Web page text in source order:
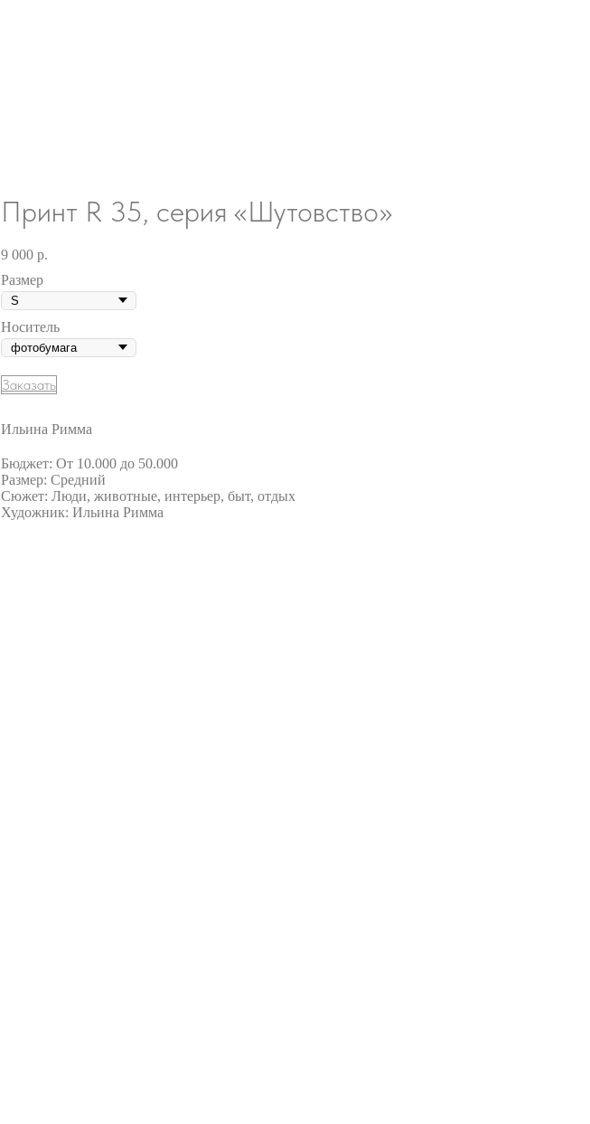
Принт R 35, серия «Шутовство»
9 000 р.
Размер
Носитель
Заказать
Ильина Римма
Бюджет: От 10.000 до 50.000
Размер: Средний
Сюжет: Люди, животные, интерьер, быт, отдых
Художник: Ильина Римма